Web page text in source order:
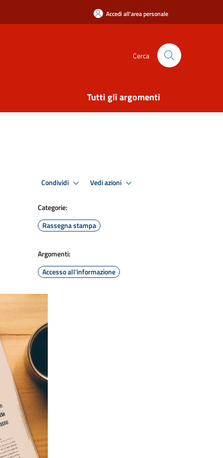
Accedi all'area personale
Cerca
Tutti gli argomenti
Condividi Vedi azioni
Categorie:
Rassegna stampa
Argomenti:
Accesso all'informazione